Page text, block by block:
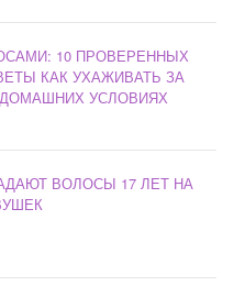
10 ПРОВЕРЕННЫХ
КАК УХАЖИВАТЬ ЗА
УСЛОВИЯХ
ВОЛОСЫ 17 ЛЕТ НА